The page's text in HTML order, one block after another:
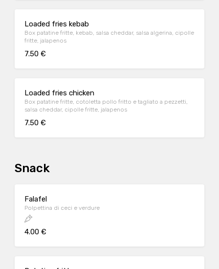
Loaded fries kebab
Box patatine fritte, kebab, salsa cheddar, salsa algerina, cipolle
fritte, jalapenos
7.50 €
Loaded fries chicken
Box patatine fritte, cotoletta pollo fritto e tagliato a pezzetti,
salsa cheddar, cipolle fritte, jalapenos
7.50 €
Snack
Falafel
Polpettina di ceci e verdure
4.00 €